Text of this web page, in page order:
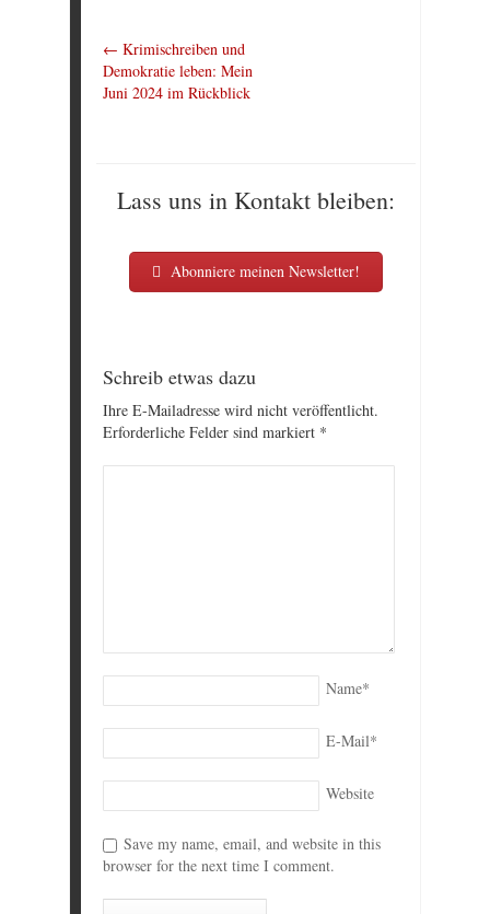
← Krimischreiben und
Demokratie leben: Mein
Juni 2024 im Rückblick
Lass uns in Kontakt bleiben:
Abonniere meinen Newsletter!
Schreib etwas dazu
Ihre E-Mailadresse wird nicht veröffentlicht.
Erforderliche Felder sind markiert *
Name*
E-Mail*
Website
Save my name, email, and website in this
browser for the next time I comment.